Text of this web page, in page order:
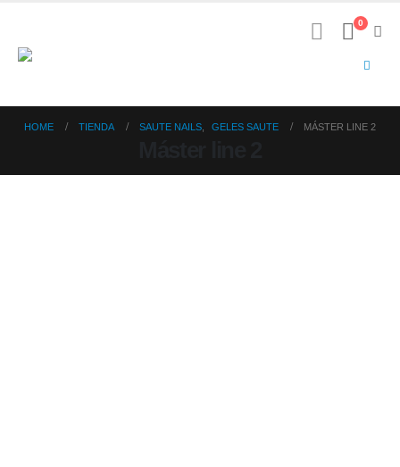
0
HOME TIENDA SAUTE NAILS GELES SAUTE MÁSTER LINE 2